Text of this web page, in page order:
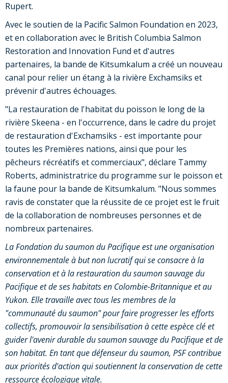
Rupert.
Avec le soutien de la Pacific Salmon Foundation en 2023,
et en collaboration avec le British Columbia Salmon
Restoration and Innovation Fund et d'autres
partenaires, la bande de Kitsumkalum a créé un nouveau
canal pour relier un étang à la rivière Exchamsiks et
prévenir d'autres échouages.
"La restauration de l'habitat du poisson le long de la
rivière Skeena - en l'occurrence, dans le cadre du projet
de restauration d'Exchamsiks - est importante pour
toutes les Premières nations, ainsi que pour les
pêcheurs récréatifs et commerciaux", déclare Tammy
Roberts, administratrice du programme sur le poisson et
la faune pour la bande de Kitsumkalum. "Nous sommes
ravis de constater que la réussite de ce projet est le fruit
de la collaboration de nombreuses personnes et de
nombreux partenaires.
La Fondation du saumon du Pacifique est une organisation
environnementale à but non lucratif qui se consacre à la
conservation et à la restauration du saumon sauvage du
Pacifique et de ses habitats en Colombie-Britannique et au
Yukon. Elle travaille avec tous les membres de la
"communauté du saumon" pour faire progresser les efforts
collectifs, promouvoir la sensibilisation à cette espèce clé et
guider l'avenir durable du saumon sauvage du Pacifique et de
son habitat. En tant que défenseur du saumon, PSF contribue
aux priorités d'action qui soutiennent la conservation de cette
ressource écologique vitale.